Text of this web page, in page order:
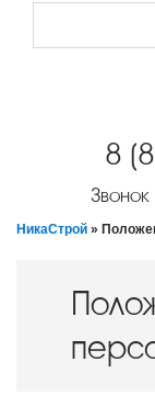
8
НикаСтрой »